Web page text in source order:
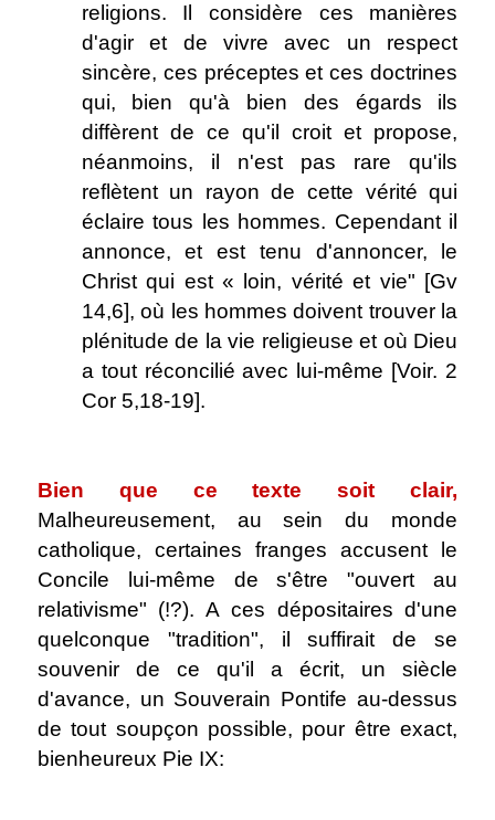
religions. Il considère ces manières
d'agir et de vivre avec un respect
sincère, ces préceptes et ces doctrines
qui, bien qu'à bien des égards ils
diffèrent de ce qu'il croit et propose,
néanmoins, il n'est pas rare qu'ils
reflètent un rayon de cette vérité qui
éclaire tous les hommes. Cependant il
annonce, et est tenu d'annoncer, le
Christ qui est « loin, vérité et vie" [Gv
14,6], où les hommes doivent trouver la
plénitude de la vie religieuse et où Dieu
a tout réconcilié avec lui-même [Voir. 2
Cor 5,18-19].
Bien que ce texte soit clair,
Malheureusement, au sein du monde
catholique, certaines franges accusent le
Concile lui-même de s'être "ouvert au
relativisme" (!?). A ces dépositaires d'une
quelconque "tradition", il suffirait de se
souvenir de ce qu'il a écrit, un siècle
d'avance, un Souverain Pontife au-dessus
de tout soupçon possible, pour être exact,
bienheureux Pie IX: